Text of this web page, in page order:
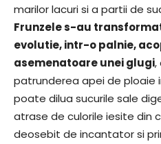
marilor lacuri si a partii de
Frunzele s-au
evolutie, intr-o palnie,
asemenatoare unei glugi,
patrunderea apei de ploaie
poate dilua sucurile sale
atrase de culorile iesite din
deosebit de incantator si